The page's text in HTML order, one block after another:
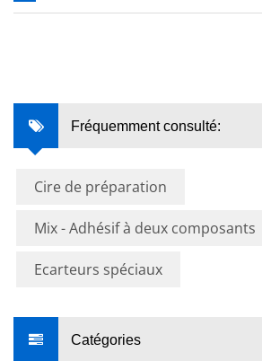
Fréquemment consulté:
Cire de préparation
Mix - Adhésif à deux composants
Ecarteurs spéciaux
Catégories